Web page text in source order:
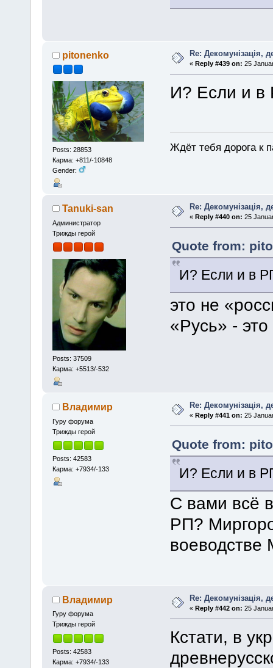
pitonenko
Posts: 28853
Карма: +811/-10848
Gender:
Re: Декомунізація,
«Reply #439 on: 25
И? Если и в
Ждёт тебя дорога к
Tanuki-san
Администратор
Трижды герой
Posts: 37509
Карма: +5513/-532
Re: Декомунізація,
« Reply #440 on: 25
Quote from:
И? Если и в
это не
«Русь» -
Владимир
Гуру форума
Трижды герой
Posts: 42583
Карма: +7934/-133
Re: Декомунізація,
«Reply #441 on: 25
Quote from:
И? Если и в
С вами всё
РП?
воеводстве
Владимир
Гуру форума
Трижды герой
Posts: 42583
Карма: +7934/-133
Re: Декомунізація,
«Reply #442 on: 25
Кстати, в